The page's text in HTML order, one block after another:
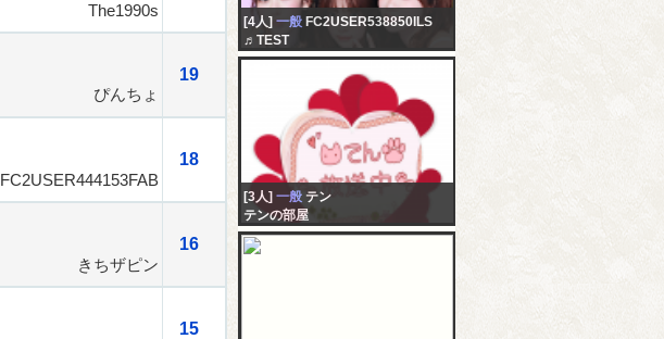
The1990s
19
ぴんちょ
18
FC2USER444153FAB
16
きちザピン
15
[4人] 一般 FC2USER538850ILS
♬TEST
[3人] 一般 テン
テンの部屋